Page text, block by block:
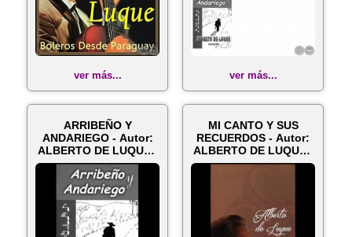
ver más... ver más...
ARRIBEÑO Y
ANDARIEGO - Autor:
ALBERTO DE LUQUE -
Seudónimo de VIT...
MI CANTO Y SUS
RECUERDOS - Autor:
ALBERTO DE LUQUE -
Año 2016